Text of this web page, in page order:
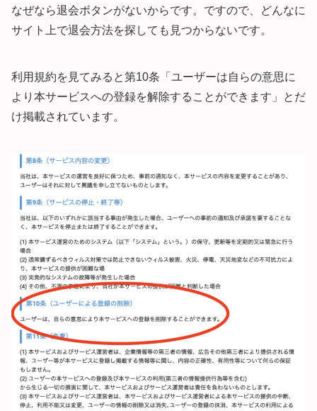
なぜなら退会ボタンがないからです。ですので、どんなに
サイト上で退会方法を探しても見つからないです。
利用規約を見てみると第10条「ユーザーは自らの意思に
より本サービスへの登録を解除することができます」とだ
け掲載されています。